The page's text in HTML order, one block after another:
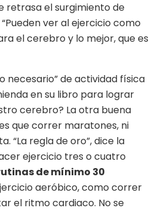
retrasa el surgimiento de
ver al ejercicio como
el cerebro y lo mejor, que es
necesario” de actividad física
en su libro para lograr
cerebro? La otra buena
que correr maratones, ni
“La regla de oro”, dice la
ejercicio tres o cuatro
de mínimo 30
aeróbico, como correr
el ritmo cardiaco. No se